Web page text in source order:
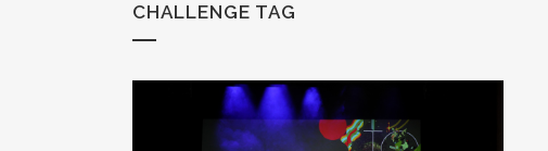
CHALLENGE TAG